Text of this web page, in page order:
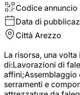
Codice annuncio
Data di
Città Arezzo
La risorsa, una
di:Lavorazioni di
affini;Assemblaggio
serramenti e